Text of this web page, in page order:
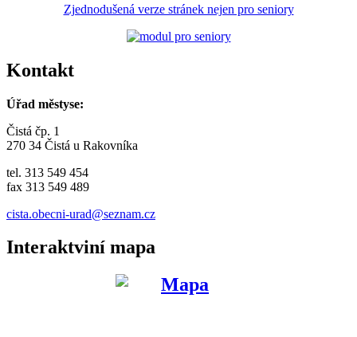
Zjednodušená verze stránek nejen pro seniory
Kontakt
Úřad městyse:
Čistá čp. 1
270 34 Čistá u Rakovníka
tel. 313 549 454
fax 313 549 489
cista.obecni-urad@seznam.cz
Interaktviní mapa